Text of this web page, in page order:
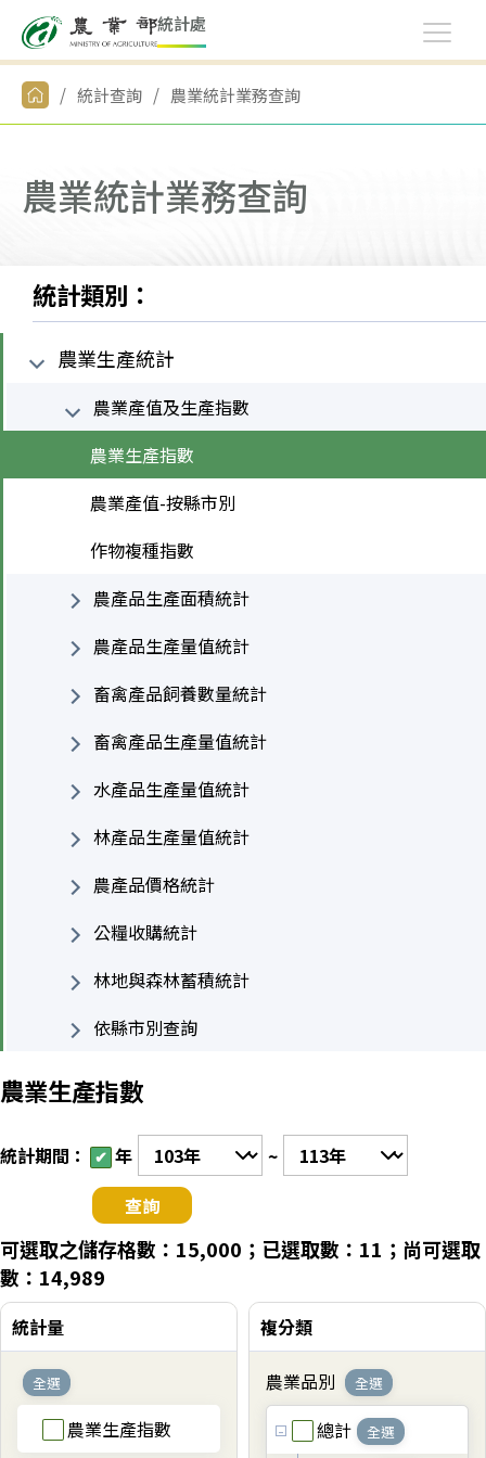
統計處
統計查詢 農業統計業務查詢
農業統計業務查詢
統計類別：
農業生產統計
農業產值及生產指數
農業生產指數
農業產值-按縣市別
作物複種指數
農產品生產面積統計
農產品生產量值統計
畜禽產品飼養數量統計
畜禽產品生產量值統計
水產品生產量值統計
林產品生產量值統計
農產品價格統計
公糧收購統計
林地與森林蓄積統計
依縣市別查詢
農業生產指數
統計期間： 年 ~
可選取之儲存格數：15,000；已選取數：11；尚可選取
數：14,989
統計量
全選
農業生產指數
複分類
農業品別 全選
總計 全選